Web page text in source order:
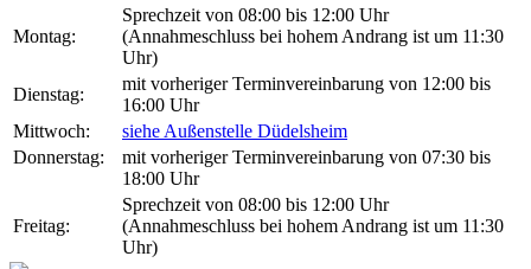
Montag:
Sprechzeit von 08:00 bis 12:00 Uhr
(Annahmeschluss bei hohem Andrang ist um 11:30
Uhr)
Dienstag:
mit vorheriger Terminvereinbarung von 12:00 bis
16:00 Uhr
Mittwoch:
siehe Außenstelle Düdelsheim
Donnerstag:
mit vorheriger Terminvereinbarung von 07:30 bis
18:00 Uhr
Freitag:
Sprechzeit von 08:00 bis 12:00 Uhr
(Annahmeschluss bei hohem Andrang ist um 11:30
Uhr)